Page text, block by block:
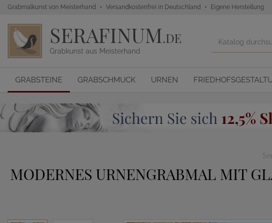
Grabmalkunst von Meisterhand Versandkostenfrei in Deutschland Eigene Herstellung
SERAFINUM.DE
Grabkunst aus Meisterhand
GRABSTEINE GRABSCHMUCK URNEN
MODERNES URNENGRABMAL MIT